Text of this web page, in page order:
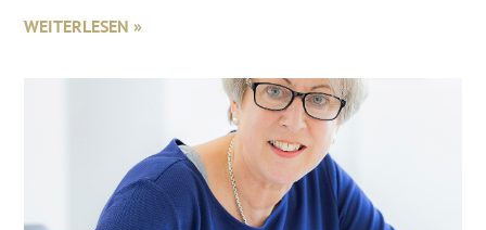
WEITERLESEN »